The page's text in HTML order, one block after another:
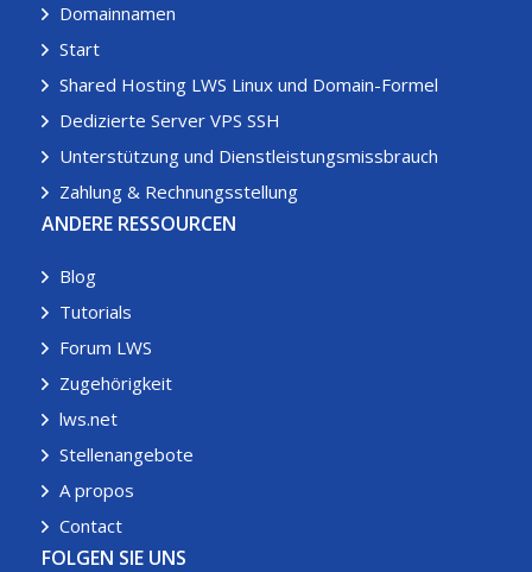
Domainnamen
Start
Shared Hosting LWS Linux und Domain-Formel
Dedizierte Server VPS SSH
Unterstützung und Dienstleistungsmissbrauch
Zahlung & Rechnungsstellung
ANDERE RESSOURCEN
Blog
Tutorials
Forum LWS
Zugehörigkeit
lws.net
Stellenangebote
A propos
Contact
FOLGEN SIE UNS